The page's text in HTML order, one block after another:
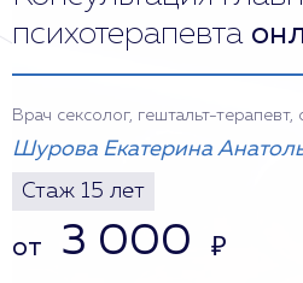
психотерапевта
Врач сексолог, гештальт-
Шурова Екатерина
Стаж 15 лет
от 3 000 ₽